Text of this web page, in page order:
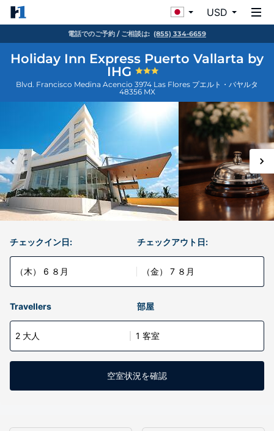
USD
電話でのご予約 / ご相談は: (855) 334-6659
Holiday Inn Express Puerto Vallarta by
IHG
Blvd. Francisco Medina Acencio 3974 Las Flores プエルト・バヤルタ
48356 MX
チェックイン日:
（木） 6 ８月
チェックアウト日:
（金） 7 ８月
Travellers 部屋
2 大人 1 客室
空室状況を確認